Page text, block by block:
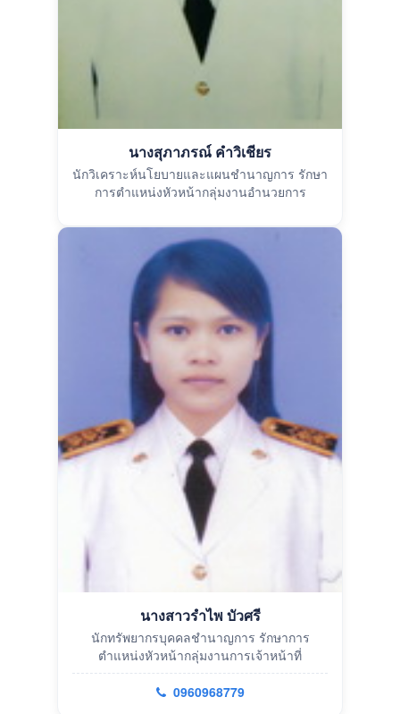
นางสุภาภรณ์ คำวิเชียร
นักวิเคราะห์นโยบายและแผนชำนาญการ รักษา
การตำแหน่งหัวหน้ากลุ่มงานอำนวยการ
นางสาวรำไพ บัวศรี
นักทรัพยากรบุคคลชำนาญการ รักษาการ
ตำแหน่งหัวหน้ากลุ่มงานการเจ้าหน้าที่
0960968779